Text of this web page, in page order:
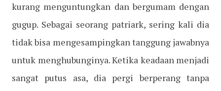
kurang menguntungkan dan bergumam dengan
gugup. Sebagai seorang patriark, sering kali dia
tidak bisa mengesampingkan tanggung jawabnya
untuk menghubunginya. Ketika keadaan menjadi
sangat putus asa, dia pergi berperang tanpa